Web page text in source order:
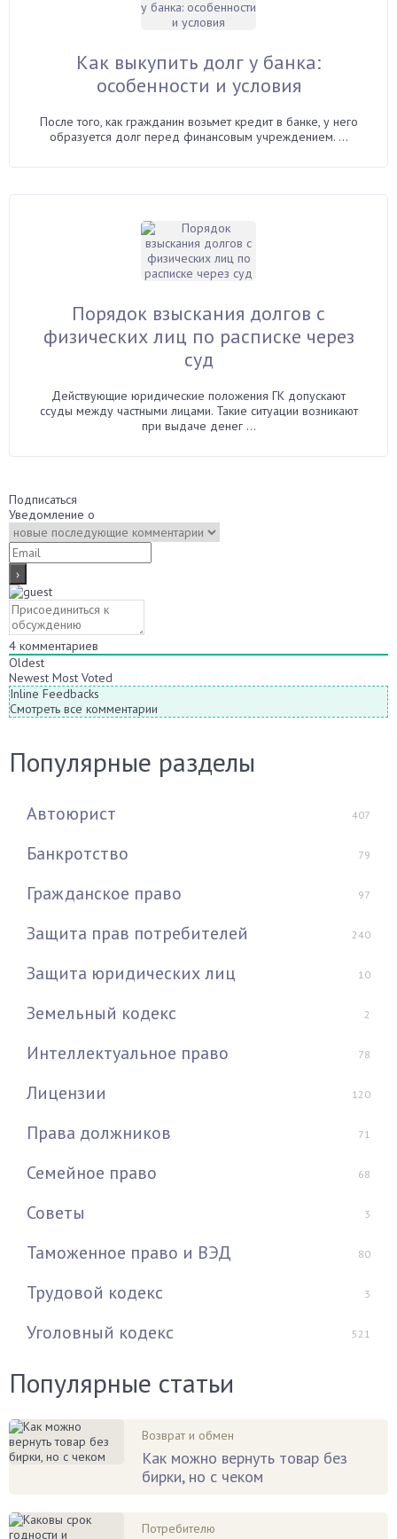
Как выкупить долг у банка:
особенности и условия
После того, как гражданин возьмет кредит в банке, у него
образуется долг перед финансовым учреждением. ...
Порядок взыскания долгов с
физических лиц по расписке через
суд
Действующие юридические положения ГК допускают
ссуды между частными лицами. Такие ситуации возникают
при выдаче денег ...
Подписаться
Уведомление о
4 комментариев
Oldest
Newest Most Voted
Inline Feedbacks
Смотреть все комментарии
Популярные разделы
Автоюрист 407
Банкротство 79
Гражданское право 97
Защита прав потребителей 240
Защита юридических лиц 10
Земельный кодекс 2
Интеллектуальное право 78
Лицензии 120
Права должников 71
Семейное право 68
Советы 3
Таможенное право и ВЭД 80
Трудовой кодекс 3
Уголовный кодекс 521
Популярные статьи
Возврат и обмен
Как можно вернуть товар без
бирки, но с чеком
Потребителю